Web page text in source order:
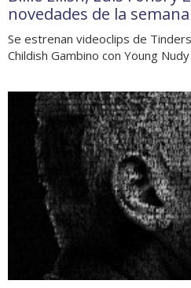
novedades de la semana
Se estrenan videoclips de
Childish Gambino con Young